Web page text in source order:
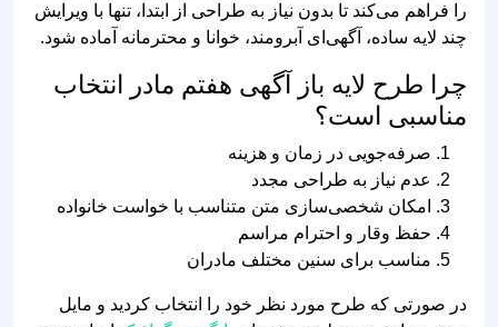
را فراهم می‌کند تا بدون نیاز به طراحی از ابتدا، تنها با ویرایش
چند لایه ساده، آگهی‌ای آبرومند، خوانا و محترمانه آماده شود.
چرا طرح لایه باز آگهی هفتم مادر انتخاب
مناسبی است؟
صرفه‌جویی در زمان و هزینه
عدم نیاز به طراحی مجدد
امکان شخصی‌سازی متن متناسب با خواست خانواده
حفظ وقار و احترام مراسم
مناسب برای سنین مختلف مادران
در صورتی که طرح مورد نظر خود را انتخاب کردید و مایل